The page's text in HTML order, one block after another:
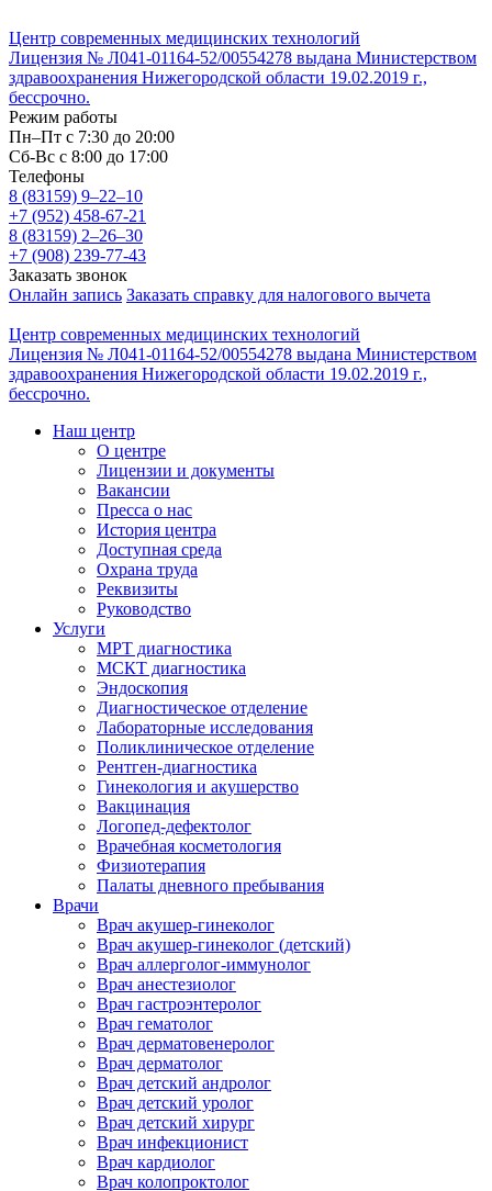
Центр современных медицинских технологий
Лицензия № Л041-01164-52/00554278 выдана Министерством
здравоохранения Нижегородской области 19.02.2019 г.,
бессрочно.
Режим работы
Пн–Пт с 7:30 до 20:00
Cб-Вс с 8:00 до 17:00
Телефоны
8 (83159) 9–22–10
+7 (952) 458-67-21
8 (83159) 2–26–30
+7 (908) 239-77-43
Заказать звонок
Онлайн запись Заказать справку для налогового вычета
Центр современных медицинских технологий
Лицензия № Л041-01164-52/00554278 выдана Министерством
здравоохранения Нижегородской области 19.02.2019 г.,
бессрочно.
Наш центр
О центре
Лицензии и документы
Вакансии
Пресса о нас
История центра
Доступная среда
Охрана труда
Реквизиты
Руководство
Услуги
МРТ диагностика
МСКТ диагностика
Эндоскопия
Диагностическое отделение
Лабораторные исследования
Поликлиническое отделение
Рентген-диагностика
Гинекология и акушерство
Вакцинация
Логопед-дефектолог
Врачебная косметология
Физиотерапия
Палаты дневного пребывания
Врачи
Врач акушер-гинеколог
Врач акушер-гинеколог (детский)
Врач аллерголог-иммунолог
Врач анестезиолог
Врач гастроэнтеролог
Врач гематолог
Врач дерматовенеролог
Врач дерматолог
Врач детский андролог
Врач детский уролог
Врач детский хирург
Врач инфекционист
Врач кардиолог
Врач колопроктолог